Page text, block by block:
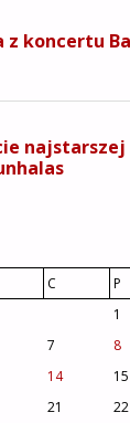
C P
1
7 8
14 15
21 22